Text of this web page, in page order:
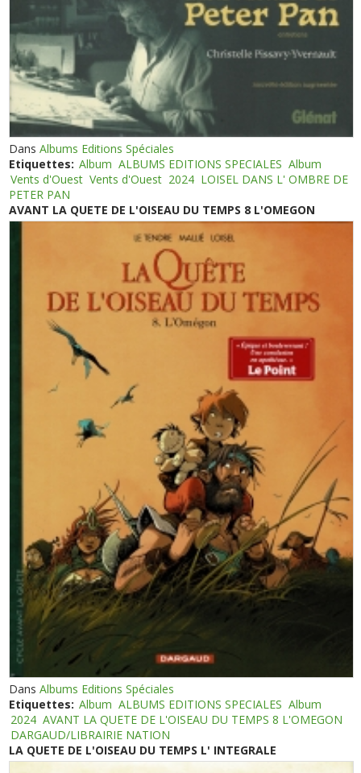
DansAlbums Editions Spéciales
Etiquettes: Album ALBUMS EDITIONS SPECIALES Album
Vents d'Ouest Vents d'Ouest 2024 LOISEL DANS L' OMBRE DE
PETER PAN
AVANT LA QUETE DE L'OISEAU DU TEMPS 8 L'OMEGON
DansAlbums Editions Spéciales
Etiquettes: Album ALBUMS EDITIONS SPECIALES Album
2024 AVANT LA QUETE DE L'OISEAU DU TEMPS 8 L'OMEGON
DARGAUD/LIBRAIRIE NATION
LA QUETE DE L'OISEAU DU TEMPS L' INTEGRALE